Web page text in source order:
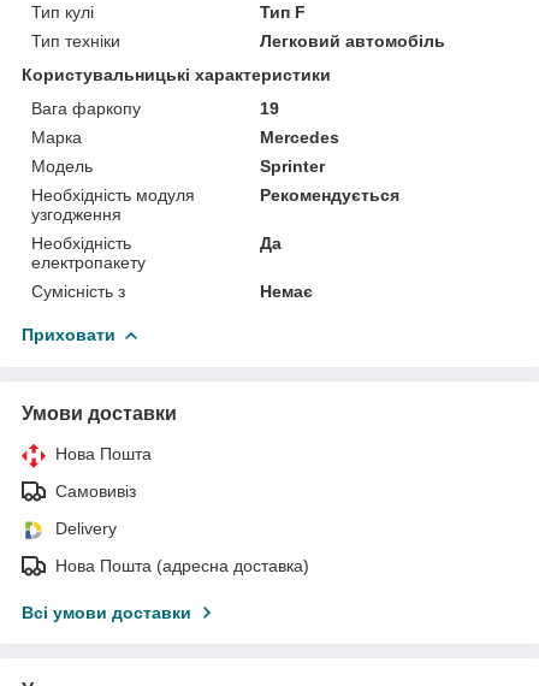
Тип кулі
Тип F
Тип техніки
Легковий автомобіль
Користувальницькі характеристики
Вага фаркопу
19
Марка
Mercedes
Мoдель
Sprinter
Необхідність модуля
узгодження
Рекомендується
Необхідність
електропакету
Да
Сумісність з Немає
Приховати
Умови доставки
Нова Пошта
Самовивіз
Delivery
Нова Пошта (адресна доставка)
Всі умови доставки